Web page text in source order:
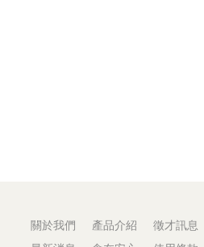
關於我們
產品介紹
徵才訊息